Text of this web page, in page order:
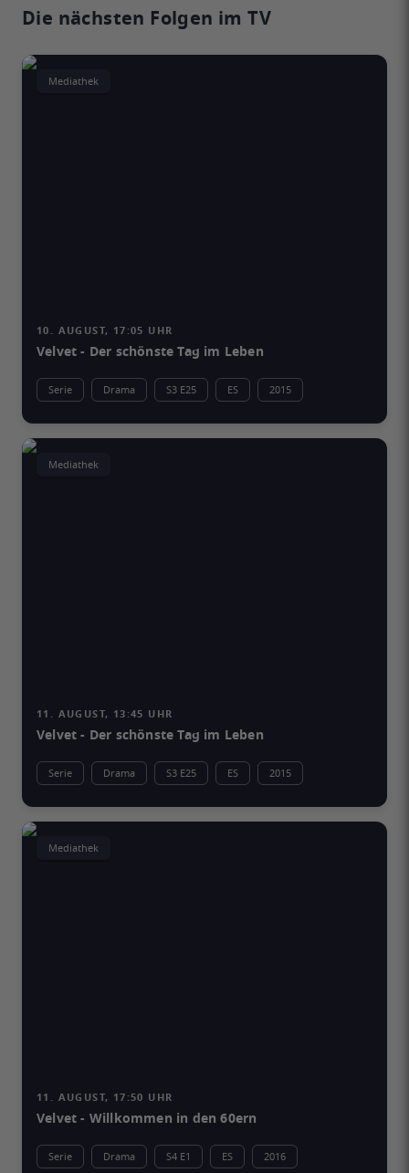
Die nächsten Folgen im TV
Mediathek
10. AUGUST, 17:05 UHR
Velvet - Der schönste Tag im Leben
Serie Drama S3 E25 ES 2015
Mediathek
11. AUGUST, 13:45 UHR
Velvet - Der schönste Tag im Leben
Serie Drama S3 E25 ES 2015
Mediathek
11. AUGUST, 17:50 UHR
Velvet - Willkommen in den 60ern
Serie Drama S4 E1 ES 2016